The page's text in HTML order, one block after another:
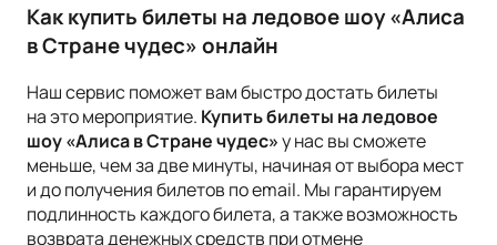
Как купить билеты на ледовое шоу «Алиса
в Стране чудес» онлайн
Наш сервис поможет вам быстро достать билеты
на это мероприятие. Купить билеты на ледовое
шоу «Алиса в Стране чудес»у нас вы сможете
меньше, чем за две минуты, начиная от выбора мест
и до получения билетов по email. Мы гарантируем
подлинность каждого билета, а также возможность
возврата денежных средств при отмене